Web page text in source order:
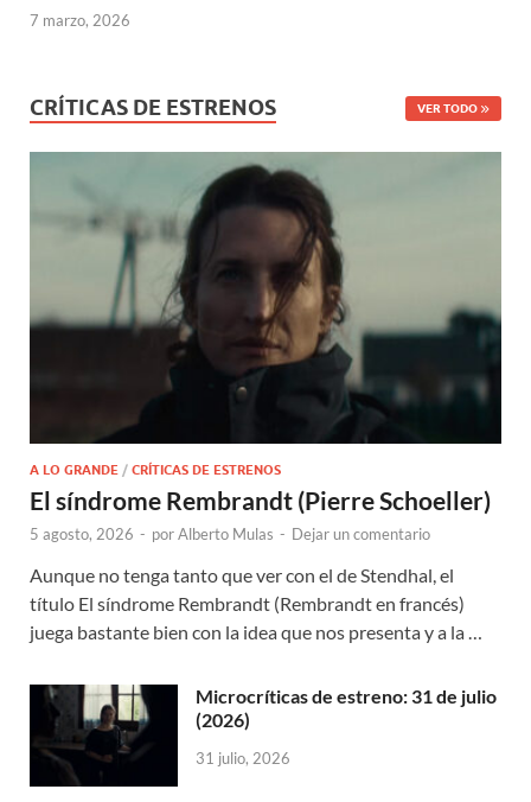
7 marzo, 2026
CRÍTICAS DE ESTRENOS VER TODO
A LO GRANDE / CRÍTICAS DE ESTRENOS
El síndrome Rembrandt (Pierre Schoeller)
5 agosto, 2026 - porAlberto Mulas - Dejar un comentario
Aunque no tenga tanto que ver con el de Stendhal, el
título El síndrome Rembrandt (Rembrandt en francés)
juega bastante bien con la idea que nos presenta y a la …
Microcríticas de estreno: 31 de julio
(2026)
31 julio, 2026